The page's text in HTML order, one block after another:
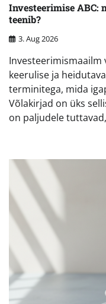
Investeerimise ABC:
teenib?
3. Aug 2026
keerulise ja
terminitega, mida
Võlakirjad on üks
on paljudele